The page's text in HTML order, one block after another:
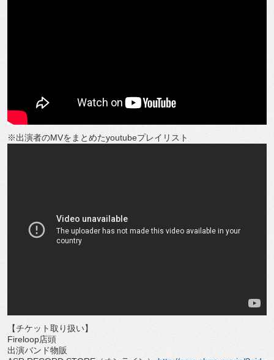
※出演者のMVをまとめたyoutubeプレイリスト
【チケット取り扱い】
Fireloop店頭
出演バンド物販